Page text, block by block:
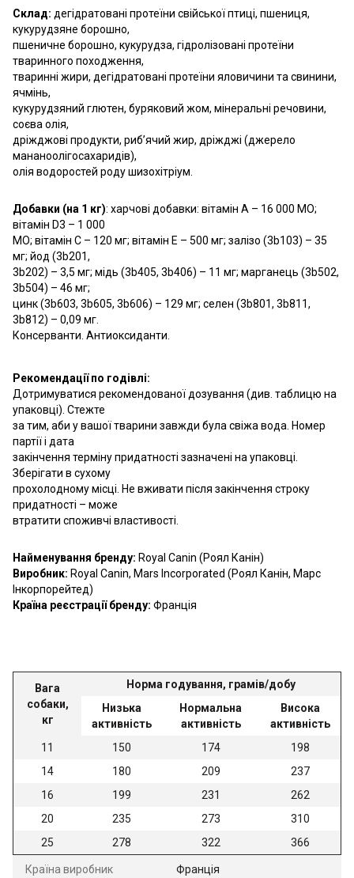
Склад: дегідратовані протеїни свійської птиці, пшениця,
кукурудзяне борошно,
пшеничне борошно, кукурудза, гідролізовані протеїни
тваринного походження,
тваринні жири, дегідратовані протеїни яловичини та свинини,
ячмінь,
кукурудзяний глютен, буряковий жом, мінеральні речовини,
соєва олія,
дріжджові продукти, риб’ячий жир, дріжджі (джерело
мананоолігосахаридів),
олія водоростей роду шизохітріум.
Добавки (на 1 кг): харчові добавки: вітамін A – 16 000 MO;
вітамін D3 – 1 000
MO; вітамін C – 120 мг; вітамін E – 500 мг; залiзо (3b103) – 35
мг; йод (3b201,
3b202) – 3,5 мг; мiдь (3b405, 3b406) – 11 мг; марганець (3b502,
3b504) – 46 мг;
цинк (3b603, 3b605, 3b606) – 129 мг; селен (3b801, 3b811,
3b812) – 0,09 мг.
Консерванти. Aнтиоксиданти.
Рекомендації по годівлі:
Дотримуватися рекомендованої дозування (див. таблицю на
упаковці). Стежте
за тим, аби у вашої тварини завжди була свіжа вода. Номер
партії і дата
закінчення терміну придатності зазначені на упаковці.
Зберігати в сухому
прохолодному мiсці. Не вживати після закінчення строку
придатності – може
втратити споживчі властивості.
Найменування бренду: Royal Canin (Роял Канін)
Виробник: Royal Canin, Mars Incorporated (Роял Канін, Марс
Інкорпорейтед)
Країна реєстрації бренду: Франція
Вага
собаки,
кг
Норма годування, грамів/добу
Низька
активність
Нормальна
активність
Висока
активність
11
150 174
198
14
180 209
237
16
199 231
262
20
235 273
310
25
278 322 366
Країна виробник Франція